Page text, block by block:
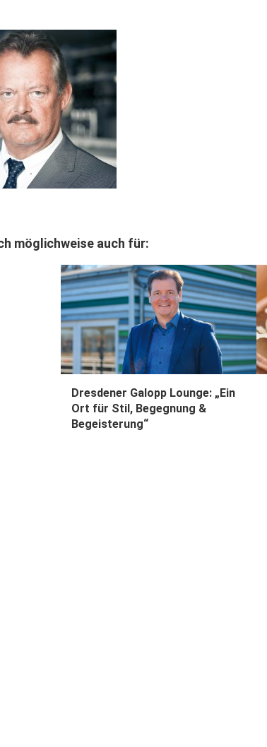
möglichweise auch für:
Dresdener Galopp Lounge: „Ein
Ort für Stil, Begegnung &
Begeisterung“